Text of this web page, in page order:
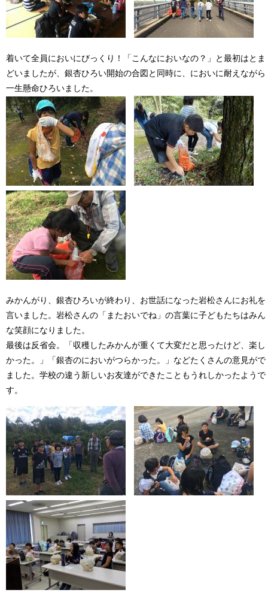
着いて全員においにびっくり！「こんなにおいなの？」と最初はとま
どいましたが、銀杏ひろい開始の合図と同時に、においに耐えながら
一生懸命ひろいました。
みかんがり、銀杏ひろいが終わり、お世話になった岩松さんにお礼を
言いました。岩松さんの「またおいでね」の言葉に子どもたちはみん
な笑顔になりました。
最後は反省会。「収穫したみかんが重くて大変だと思ったけど、楽し
かった。」「銀杏のにおいがつらかった。」などたくさんの意見がで
ました。学校の違う新しいお友達ができたこともうれしかったようで
す。